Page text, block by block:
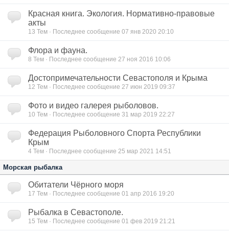
Красная книга. Экология. Нормативно-правовые
акты
13 Тем · Последнее сообщение 07 янв 2020 20:10
Флора и фауна.
8 Тем · Последнее сообщение 27 ноя 2016 10:06
Достопримечательности Севастополя и Крыма
12 Тем · Последнее сообщение 27 июн 2019 09:37
Фото и видео галерея рыболовов.
10 Тем · Последнее сообщение 31 мар 2019 22:27
Федерация Рыболовного Спорта Республики
Крым
4 Тем · Последнее сообщение 25 мар 2021 14:51
Морская рыбалка
Обитатели Чёрного моря
17 Тем · Последнее сообщение 01 апр 2016 19:20
Рыбалка в Севастополе.
15 Тем · Последнее сообщение 01 фев 2019 21:21